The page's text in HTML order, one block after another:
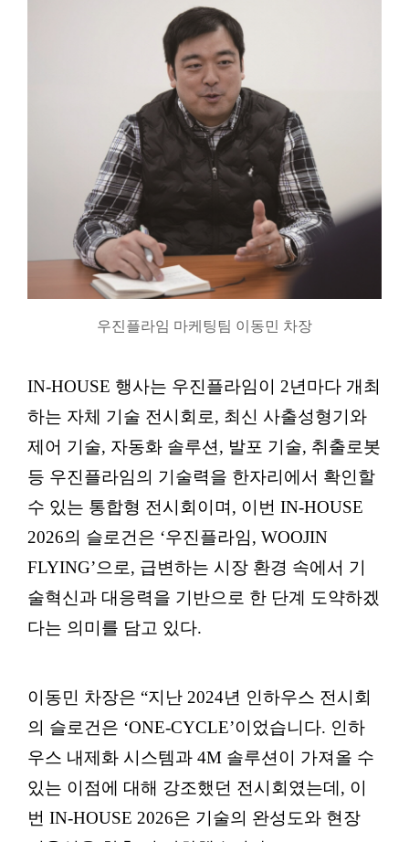
우진플라임 마케팅팀 이동민 차장
IN-HOUSE 행사는 우진플라임이 2년마다 개최
하는 자체 기술 전시회로, 최신 사출성형기와
제어 기술, 자동화 솔루션, 발포 기술, 취출로봇
등 우진플라임의 기술력을 한자리에서 확인할
수 있는 통합형 전시회이며, 이번 IN-HOUSE
2026의 슬로건은 ‘우진플라임, WOOJIN
FLYING’으로, 급변하는 시장 환경 속에서 기
술혁신과 대응력을 기반으로 한 단계 도약하겠
다는 의미를 담고 있다.
이동민 차장은 “지난 2024년 인하우스 전시회
의 슬로건은 ‘ONE-CYCLE’이었습니다. 인하
우스 내제화 시스템과 4M 솔루션이 가져올 수
있는 이점에 대해 강조했던 전시회였는데, 이
번 IN-HOUSE 2026은 기술의 완성도와 현장